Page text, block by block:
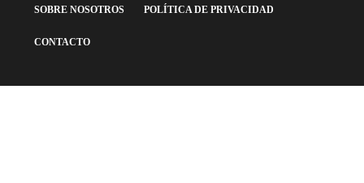
SOBRE NOSOTROS POLÍTICA DE PRIVACIDAD
CONTACTO